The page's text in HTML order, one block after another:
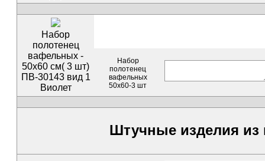
Набор
полотенец
вафельных -
50х60 см( 3 шт)
ПВ-30143 вид 1
Виолет
Набор
полотенец
вафельных
50х60-3 шт
Штучные изделия из